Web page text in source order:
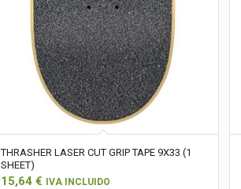
THRASHER LASER CUT GRIP TAPE 9X33 (1
SHEET)
15,64€ IVA INCLUIDO